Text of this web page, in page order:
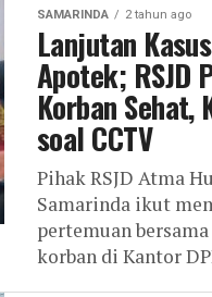
SAMARINDA 2 tahun ago
Lanjutan
Apotek; RSJD
Korban Sehat,
soal CCTV
Pihak RSJD Atma
Samarinda ikut
pertemuan
korban di Kantor